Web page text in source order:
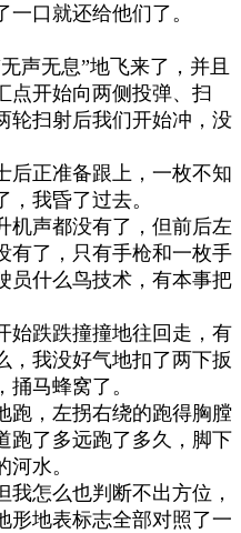
口就还给他们了。
无声无息”地飞来了，并且
点开始向两侧投弹、扫
轮扫射后我们开始冲，没
后正准备跟上，一枚不知
我昏了过去。
机声都没有了，但前后左
有了，只有手枪和一枚手
员什么鸟技术，有本事把
始跌跌撞撞地往回走，有
，我没好气地扣了两下扳
马蜂窝了。
跑，左拐右绕的跑得胸膛
跑了多远跑了多久，脚下
水。
怎么也判断不出方位，
形地表标志全部对照了一